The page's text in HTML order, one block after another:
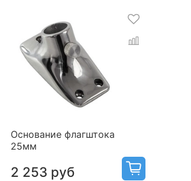
Основание флагштока
25мм
2 253 руб